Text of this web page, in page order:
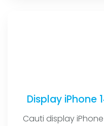
Display iPhone
Cauti display iPhone